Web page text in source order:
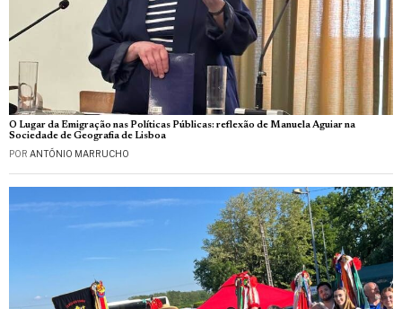
O Lugar da Emigração nas Políticas Públicas: reflexão de Manuela Aguiar na
Sociedade de Geografia de Lisboa
POR ANTÓNIO MARRUCHO